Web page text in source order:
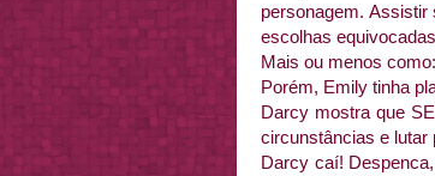
personagem.
escolhas
Mais ou menos
Porém, Emily tinha
Darcy mostra que
circunstâncias e lutar
Darcy caí!